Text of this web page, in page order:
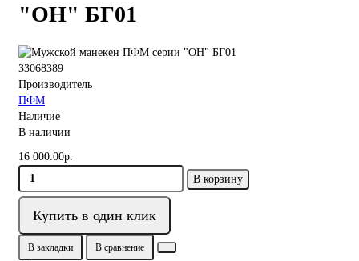
"ОН" БГ01
33068389
Производитель
ПФМ
Наличие
В наличии
16 000.00р.
В корзину
Купить в один клик
В закладки В сравнение